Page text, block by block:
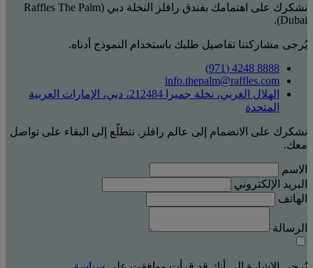
نشكرك على اهتمامك بفندق رافلز النخلة دبي (Raffles The Palm
Dubai).
يُرجى مشاركتنا تفاصيل طلبك باستخدام النموذج أدناه.
8888 4248 (971)
info.thepalm@raffles.com
الهلال الغربي، نخلة جميرا 212484، دبي، الإمارات العربية
المتحدة
نشكرك على الانضمام إلى عالم رافلز. نتطلّع إلى البقاء على تواصل
معك.
الاسم
البريد الإلكتروني
الهاتف
الرسالة